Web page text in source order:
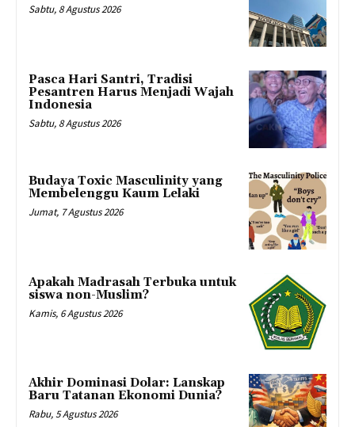
Sabtu, 8 Agustus 2026
Pasca Hari Santri, Tradisi
Pesantren Harus Menjadi Wajah
Indonesia
Sabtu, 8 Agustus 2026
Budaya Toxic Masculinity yang
Membelenggu Kaum Lelaki
Jumat, 7 Agustus 2026
Apakah Madrasah Terbuka untuk
siswa non-Muslim?
Kamis, 6 Agustus 2026
Akhir Dominasi Dolar: Lanskap
Baru Tatanan Ekonomi Dunia?
Rabu, 5 Agustus 2026